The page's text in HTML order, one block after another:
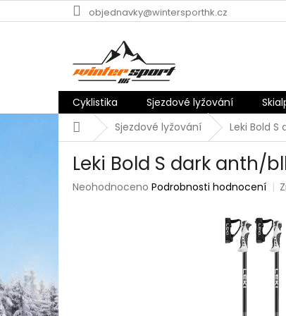
na
objednavky@wintersporthk.cz
Cyklistika Sjezdové lyžování
DomůSjezdové lyžování Leki Bold
Leki Bold S dark anth/
Průměrné
Neohodnoceno Podrobnosti hodnocení